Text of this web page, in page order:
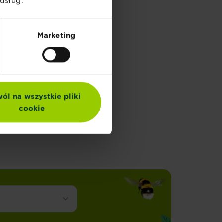
Marketing
na wszystkie pliki
cookie